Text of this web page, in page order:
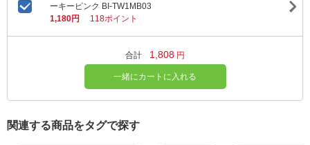
ーキーピンク BI-TW1MB03
1,180円
118ポイント
合計 1,808 円
一緒にカートに入れる
関連する商品をタグで探す